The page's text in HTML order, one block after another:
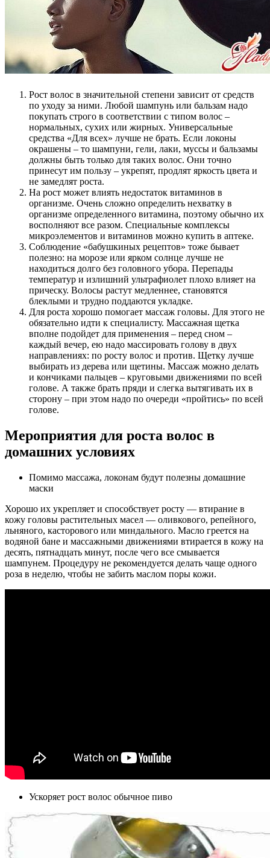
Рост волос в значительной степени зависит от средств
по уходу за ними. Любой шампунь или бальзам надо
покупать строго в соответствии с типом волос –
нормальных, сухих или жирных. Универсальные
средства «Для всех» лучше не брать. Если локоны
окрашены – то шампуни, гели, лаки, муссы и бальзамы
должны быть только для таких волос. Они точно
принесут им пользу – укрепят, продлят яркость цвета и
не замедлят роста.
На рост может влиять недостаток витаминов в
организме. Очень сложно определить нехватку в
организме определенного витамина, поэтому обычно их
восполняют все разом. Специальные комплексы
микроэлементов и витаминов можно купить в аптеке.
Соблюдение «бабушкиных рецептов» тоже бывает
полезно: на морозе или ярком солнце лучше не
находиться долго без головного убора. Перепады
температур и излишний ультрафиолет плохо влияет на
прическу. Волосы растут медленнее, становятся
блеклыми и трудно поддаются укладке.
Для роста хорошо помогает массаж головы. Для этого не
обязательно идти к специалисту. Массажная щетка
вполне подойдет для применения – перед сном –
каждый вечер, ею надо массировать голову в двух
направлениях: по росту волос и против. Щетку лучше
выбирать из дерева или щетины. Массаж можно делать
и кончиками пальцев – круговыми движениями по всей
голове. А также брать пряди и слегка вытягивать их в
сторону – при этом надо по очереди «пройтись» по всей
голове.
Мероприятия для роста волос в
домашних условиях
Помимо массажа, локонам будут полезны домашние
маски
Хорошо их укрепляет и способствует росту — втирание в
кожу головы растительных масел — оливкового, репейного,
льняного, касторового или миндального. Масло греется на
водяной бане и массажными движениями втирается в кожу на
десять, пятнадцать минут, после чего все смывается
шампунем. Процедуру не рекомендуется делать чаще одного
роза в неделю, чтобы не забить маслом поры кожи.
Ускоряет рост волос обычное пиво